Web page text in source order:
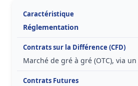
Réglementation
Marché de gré à gré (OTC), via un